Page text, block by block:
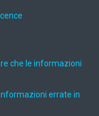
che le informazioni
errate in